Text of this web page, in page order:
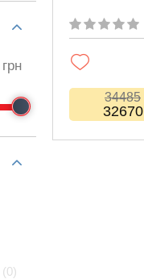
грн
(0)
34485
32670